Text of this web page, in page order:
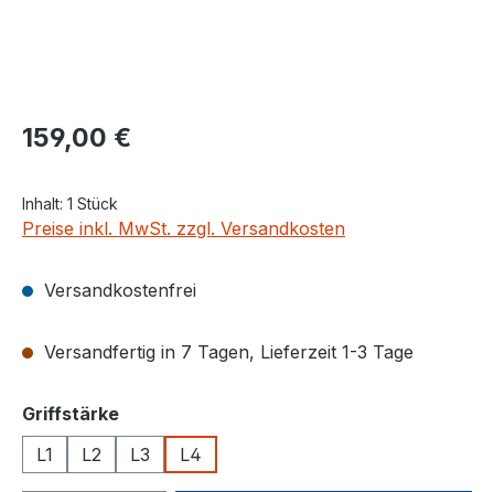
Regulärer Preis:
159,00 €
Inhalt: 1 Stück
Preise inkl. MwSt. zzgl. Versandkosten
Versandkostenfrei
Versandfertig in 7 Tagen, Lieferzeit 1-3 Tage
Griffstärkeauswählen
L1
L2 L3 L4